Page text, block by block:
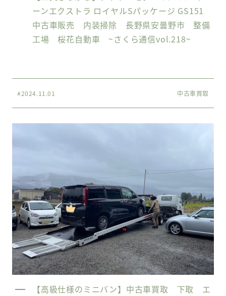
ーンエクストラ ロイヤルSパッケージ GS151
中古車販売 内装掃除 長野県安曇野市 整備
工場 桜花自動車 ~さくら通信vol.218~
#2024.11.01 中古車買取
【高級仕様のミニバン】中古車買取 下取 エ